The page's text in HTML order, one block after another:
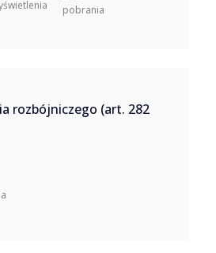
pobrania
rozbójniczego (art. 282